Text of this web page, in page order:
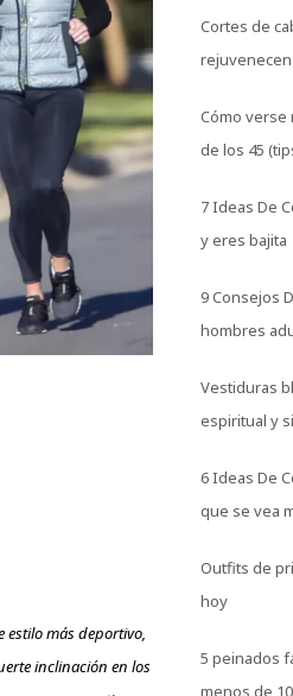
estilo más deportivo,
inclinación en los
Cortes de
rejuvenecen
Cómo
de los 45
7 Ideas De
y eres bajita
9 Consejos
hombres
Vestiduras
espiritual y
6 Ideas De
que se vea
Outfits de
hoy
5 peinados
menos de